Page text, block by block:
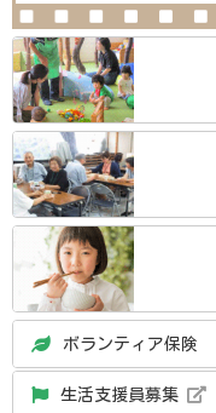
ボランティア保険
生活支援員募集